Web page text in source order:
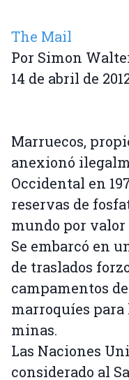
The Mail
Por Simon
14 de abril de
Marruecos,
anexionó
Occidental en
reservas de
mundo por
Se embarcó en
de traslados
campamentos
marroquíes
minas.
Las Naciones
considerado al